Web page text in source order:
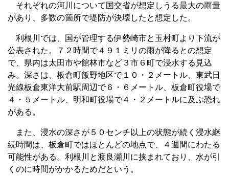
それぞれの河川について国交省が想定しうる最大の雨量
があり、多数の箇所で堤防が決壊したと想定した。
利根川では、国が管理する伊勢崎市と玉村町より下流が
公表された。７２時間で４９１ミリの雨が降るとの想定
で、県内は太田市や館林市など３市６町で浸水する見込
み。深さは、板倉町飯野地区で１０・２メートル、東武日
光線板倉東洋大前駅周辺で６・６メートル、板倉町役場で
４・５メートル、明和町役場で４・２メートルに及ぶ恐れ
がある。
また、浸水の深さが５０センチ以上の状態が続く浸水継
続時間は、板倉町ではほとんどの地点で、４週間にわたる
可能性がある。利根川と渡良瀬川に挟まれており、水が引
くのに時間がかかるためだという。